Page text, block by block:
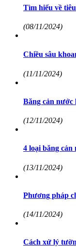
Tìm hiểu về
(08/11/2024)
Chiều sâu
(11/11/2024)
Băng cản nước
(12/11/2024)
4 loại băng
(13/11/2024)
Phương pháp
(14/11/2024)
Cách xử lý